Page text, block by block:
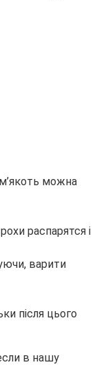
можна
распарятся і
варити
після цього
в нашу